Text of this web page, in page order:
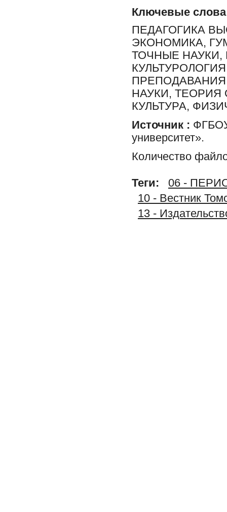
Ключевые слова
ПЕДАГОГИКА
ЭКОНОМИКА,
ТОЧНЫЕ
НАУКИ,
КУЛЬТУРА,
Источник : ФГБОУ
университет».
Количество
Теги:
06 -
10 - Вестник
13 -